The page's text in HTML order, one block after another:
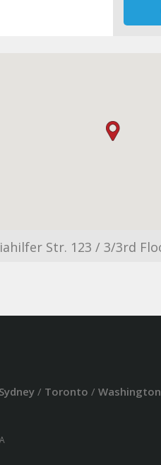
Sydney/ Toronto / Washington